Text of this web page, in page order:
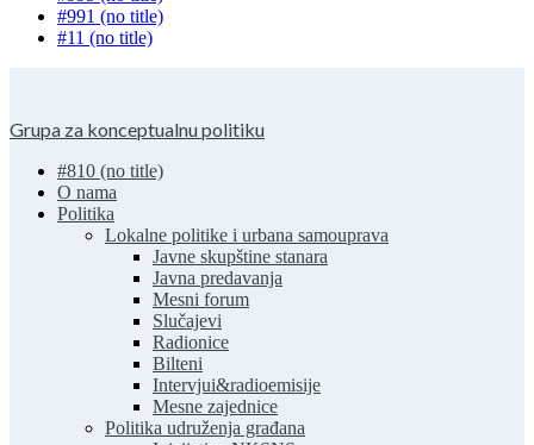
#991 (no title)
#11 (no title)
Grupa za konceptualnu politiku
#810 (no title)
O nama
Politika
Lokalne politike i urbana samouprava
Javne skupštine stanara
Javna predavanja
Mesni forum
Slučajevi
Radionice
Bilteni
Intervjui&radioemisije
Mesne zajednice
Politika udruženja građana